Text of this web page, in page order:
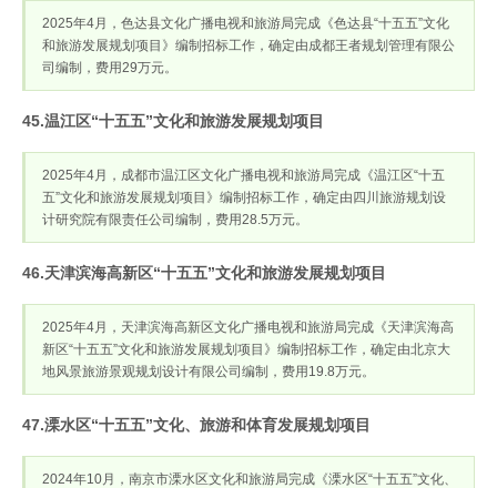
2025年4月，色达县文化广播电视和旅游局完成《色达县“十五五”文化
和旅游发展规划项目》编制招标工作，确定由成都王者规划管理有限公
司编制，费用29万元。
45.温江区“十五五”文化和旅游发展规划项目
2025年4月，成都市温江区文化广播电视和旅游局完成《温江区“十五
五”文化和旅游发展规划项目》编制招标工作，确定由四川旅游规划设
计研究院有限责任公司编制，费用28.5万元。
46.天津滨海高新区“十五五”文化和旅游发展规划项目
2025年4月，天津滨海高新区文化广播电视和旅游局完成《天津滨海高
新区“十五五”文化和旅游发展规划项目》编制招标工作，确定由北京大
地风景旅游景观规划设计有限公司编制，费用19.8万元。
47.溧水区“十五五”文化、旅游和体育发展规划项目
2024年10月，南京市溧水区文化和旅游局完成《溧水区“十五五”文化、